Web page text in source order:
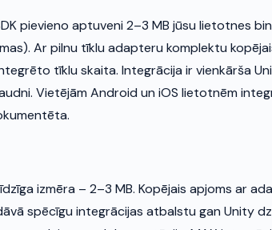
pievieno aptuveni 2–3 MB jūsu lietotnes
Ar pilnu tīklu adapteru komplektu
tīklu skaita. Integrācija ir vienkārša
Vietējām Android un iOS lietotnēm
izmēra – 2–3 MB. Kopējais apjoms ar
spēcīgu integrācijas atbalstu gan Unity